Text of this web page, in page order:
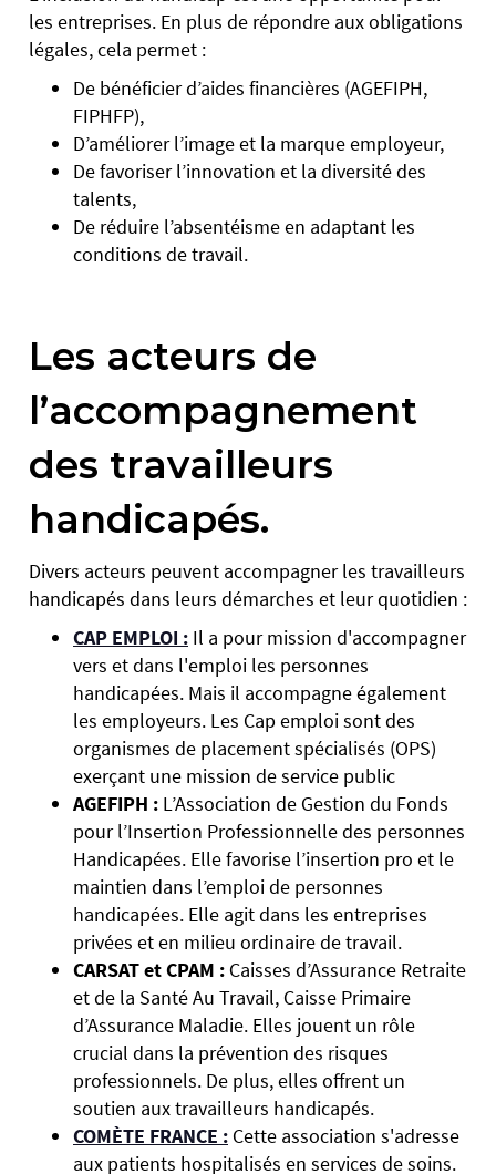
les entreprises. En plus de répondre aux obligations
légales, cela permet :
De bénéficier d’aides financières (AGEFIPH,
FIPHFP),
D’améliorer l’image et la marque employeur,
De favoriser l’innovation et la diversité des
talents,
De réduire l’absentéisme en adaptant les
conditions de travail.
Les acteurs de
l’accompagnement
des travailleurs
handicapés.
Divers acteurs peuvent accompagner les travailleurs
handicapés dans leurs démarches et leur quotidien :
CAP EMPLOI : Il a pour mission d'accompagner
vers et dans l'emploi les personnes
handicapées. Mais il accompagne également
les employeurs. Les Cap emploi sont des
organismes de placement spécialisés (OPS)
exerçant une mission de service public
AGEFIPH : L’Association de Gestion du Fonds
pour l’Insertion Professionnelle des personnes
Handicapées. Elle favorise l’insertion pro et le
maintien dans l’emploi de personnes
handicapées. Elle agit dans les entreprises
privées et en milieu ordinaire de travail.
CARSAT et CPAM : Caisses d’Assurance Retraite
et de la Santé Au Travail, Caisse Primaire
d’Assurance Maladie. Elles jouent un rôle
crucial dans la prévention des risques
professionnels. De plus, elles offrent un
soutien aux travailleurs handicapés.
COMÈTE FRANCE : Cette association s'adresse
aux patients hospitalisés en services de soins.